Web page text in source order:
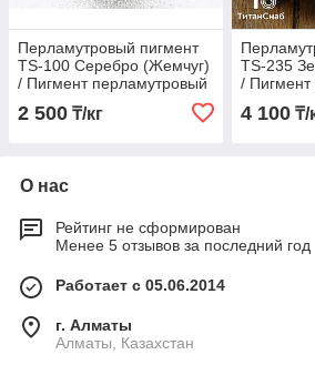
Перламутровый пигмент
TS-100 Серебро (Жемчуг)
/ Пигмент перламутровый
2 500 ₸/кг
TS-235
/
4 100₸/
О нас
Рейтинг не сформирован
Менее 5 отзывов за последний год
Работает с 05.06.2014
г. Алматы
Алматы, Казахстан